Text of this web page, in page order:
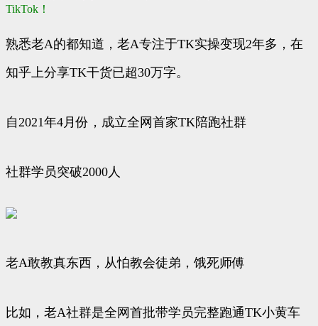
TikTok！
熟悉老A的都知道，老A专注于TK实操变现2年多，在
知乎上分享TK干货已超30万字。
自2021年4月份，成立全网首家TK陪跑社群
社群学员突破2000人
老A敢教真东西，从怕教会徒弟，饿死师傅
比如，老A社群是全网首批带学员完整跑通TK小黄车